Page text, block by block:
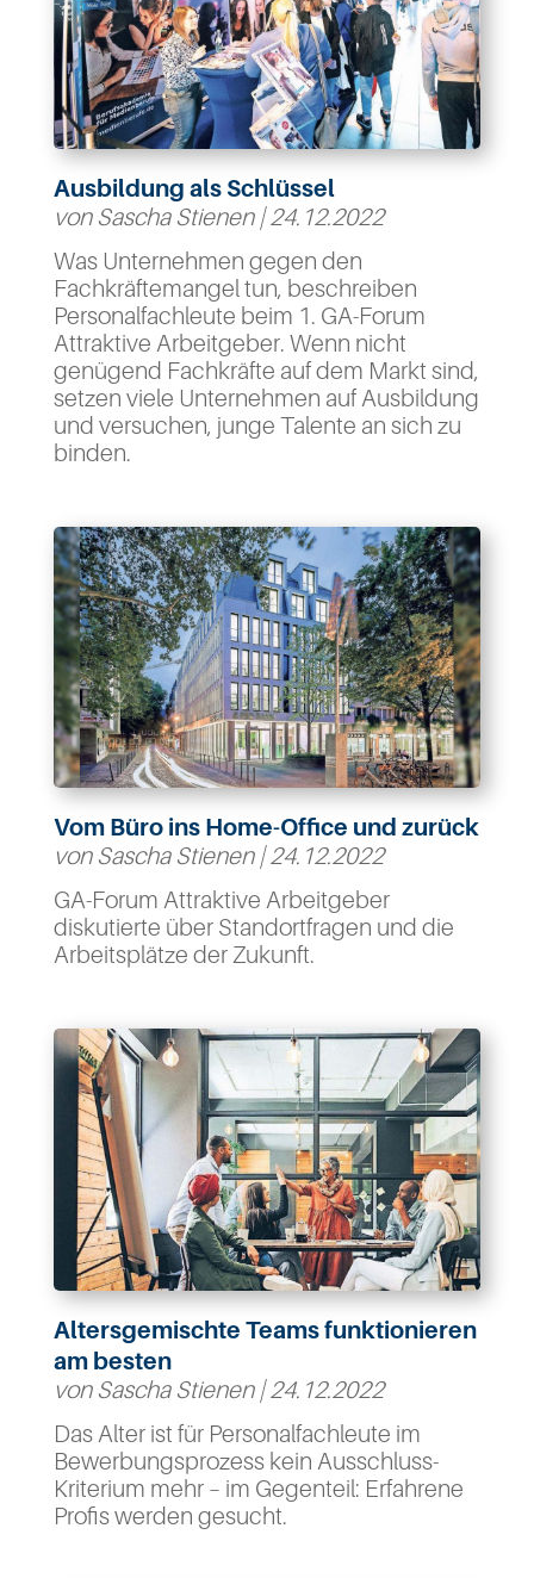
Ausbildung als Schlüssel
von Sascha Stienen|24.12.2022
Was Unternehmen gegen den
Fachkräftemangel tun, beschreiben
Personalfachleute beim 1. GA-Forum
Attraktive Arbeitgeber. Wenn nicht
genügend Fachkräfte auf dem Markt sind,
setzen viele Unternehmen auf Ausbildung
und versuchen, junge Talente an sich zu
binden.
Vom Büro ins Home-Office und zurück
von Sascha Stienen|24.12.2022
GA-Forum Attraktive Arbeitgeber
diskutierte über Standortfragen und die
Arbeitsplätze der Zukunft.
Altersgemischte Teams funktionieren
am besten
von Sascha Stienen|24.12.2022
Das Alter ist für Personalfachleute im
Bewerbungsprozess kein Ausschluss-
Kriterium mehr – im Gegenteil: Erfahrene
Profis werden gesucht.